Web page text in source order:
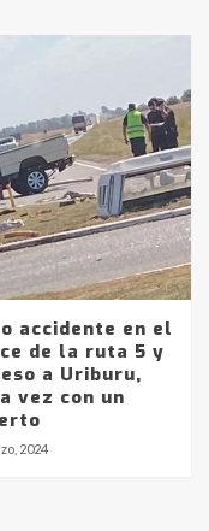
accidente en el
de la ruta 5 y
a Uriburu,
vez con un
2024